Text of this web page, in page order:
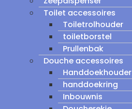
Toilet accessoires
Toiletrolhouder
toiletborstel
Prullenbak
Douche accessoires
Handdoekhouder
handdoekring
Inbouwnis